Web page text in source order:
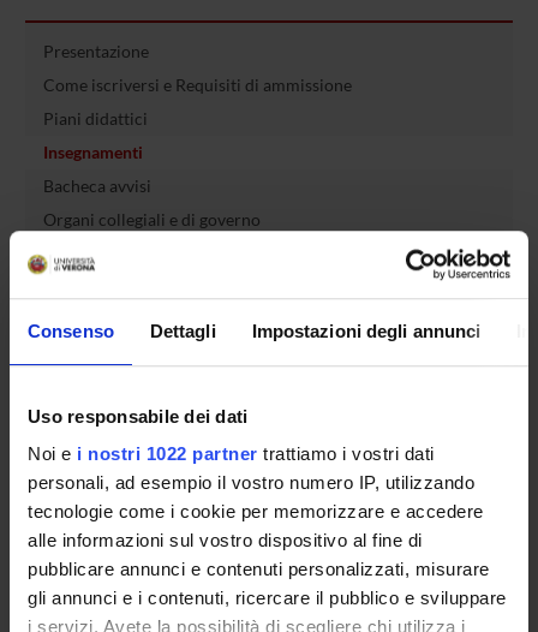
Consenso Dettagli Impostazioni degli annunci
Uso responsabile dei dati
Noi e i nostri 1022 partner trattiamo i vostri dati
personali, ad esempio il vostro numero IP, utilizzando
tecnologie come i cookie per memorizzare e accedere
alle informazioni sul vostro dispositivo al fine di
pubblicare annunci e contenuti personalizzati, misurare
gli annunci e i contenuti, ricercare il pubblico e sviluppare
i servizi. Avete la possibilità di scegliere chi utilizza i
Presentazione
Come iscriversi e Requisiti di ammissione
Piani didattici
Insegnamenti
Bacheca avvisi
Organi collegiali e di governo
Rete formativa
Servizio Studenti Internazionali
OFFERTA FORMATIVA
SEMESTRE FILTRO
CORSI DI LAUREA